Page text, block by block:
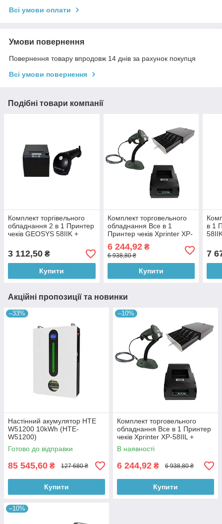
Всі умови оплати
Умови повернення
Повернення товару впродовж 14 днів за рахунок покупця
Всі умови повернення
Подібні товари компанії
Комплект торгівельного
обладнання 2 в 1 Принтер
чеків GEOSYS 58IIK +
Scantech LG 610
3 112,50 ₴
Купити
Комплект торговельного
обладнання Все в 1
Принтер чеків Xprinter XP-
штрих-коду Symbol LS
2208 + Грошовий ящи
6 244,92₴
6 938,80 ₴
Купити
в 1
610
7
Акційні пропозиції та новинки
–33%
Настінний акумулятор HTE
W51200 10kWh (HTE-
W51200)
Готово до відправки
85 545,60 ₴ 127 680 ₴
Купити
–10%
Комплект торговельного
обладнання Все в 1 Принтер
чеків Xprinter XP-58IIL +
Ручний сканер штрих-коду
Symbol LS 2208 + Грошовий
В наявності
6 244,92 ₴ 6 938,80 ₴
Купити
–10%